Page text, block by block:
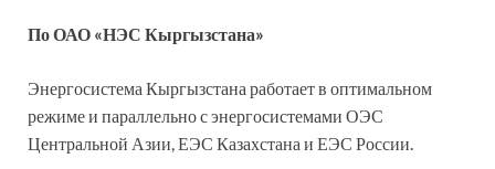
По ОАО «НЭС Кыргызстана»
Энергосистема Кыргызстана работает в оптимальном
режиме и параллельно с энергосистемами ОЭС
Центральной Азии, ЕЭС Казахстана и ЕЭС России.